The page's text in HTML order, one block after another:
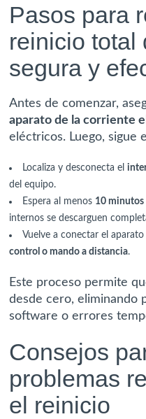
Pasos para
reinicio total
segura y
Antes de comenzar,
aparato de la corriente
eléctricos. Luego, sigue
Localiza y desconecta el
del equipo.
Espera al menos 10 minutos
internos se descarguen
Vuelve a conectar el
control o mando a distancia.
Este proceso permite
desde cero, eliminando
software o errores
Consejos
problemas
el reinicio